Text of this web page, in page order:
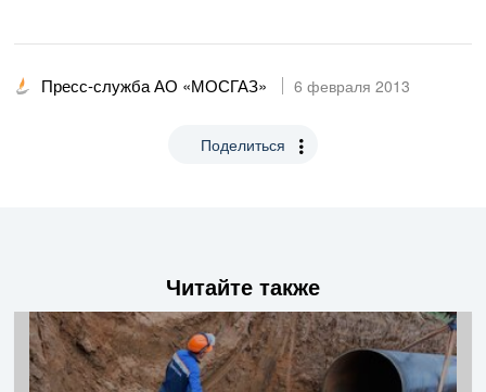
Пресс-служба АО «МОСГАЗ» 6 февраля 2013
Поделиться
Читайте также